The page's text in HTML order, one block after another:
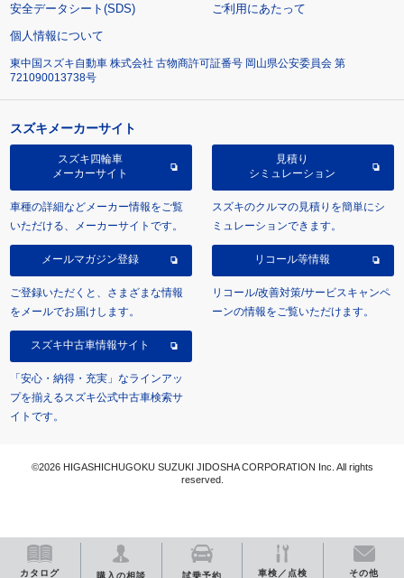
カタログ 購入の相談 試乗予約 車検／点検 その他
安全データシート(SDS)
ご利用にあたって
個人情報について
東中国スズキ自動車 株式会社 古物商許可証番号 岡山県公安委員会 第
721090013738号
スズキメーカーサイト
スズキ四輪車
メーカーサイト
車種の詳細などメーカー情報をご覧
いただける、メーカーサイトです。
見積り
シミュレーション
スズキのクルマの見積りを簡単にシ
ミュレーションできます。
メールマガジン登録
ご登録いただくと、さまざまな情報
をメールでお届けします。
リコール等情報
リコール/改善対策/サービスキャンペ
ーンの情報をご覧いただけます。
スズキ中古車情報サイト
「安心・納得・充実」なラインアッ
プを揃えるスズキ公式中古車検索サ
イトです。
©2026 HIGASHICHUGOKU SUZUKI JIDOSHA CORPORATION Inc. All rights
reserved.